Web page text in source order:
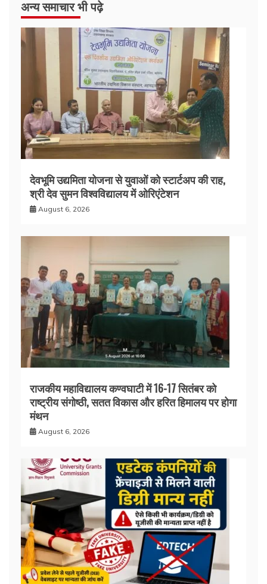
अन्य समाचार भी पढ़े
देवभूमि उद्यमिता योजना से युवाओं को स्टार्टअप की राह,
श्री देव सुमन विश्वविद्यालय में ओरिएंटेशन
August 6, 2026
राजकीय महाविद्यालय कण्वघाटी में 16-17 सितंबर को
राष्ट्रीय संगोष्ठी, सतत विकास और हरित हिमालय पर होगा
मंथन
August 6, 2026